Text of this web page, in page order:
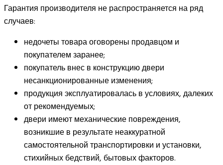
Гарантия производителя не распространяется на ряд
случаев:
недочеты товара оговорены продавцом и
покупателем заранее;
покупатель внес в конструкцию двери
несанкционированные изменения;
продукция эксплуатировалась в условиях, далеких
от рекомендуемых;
двери имеют механические повреждения,
возникшие в результате неаккуратной
самостоятельной транспортировки и установки,
стихийных бедствий, бытовых факторов.